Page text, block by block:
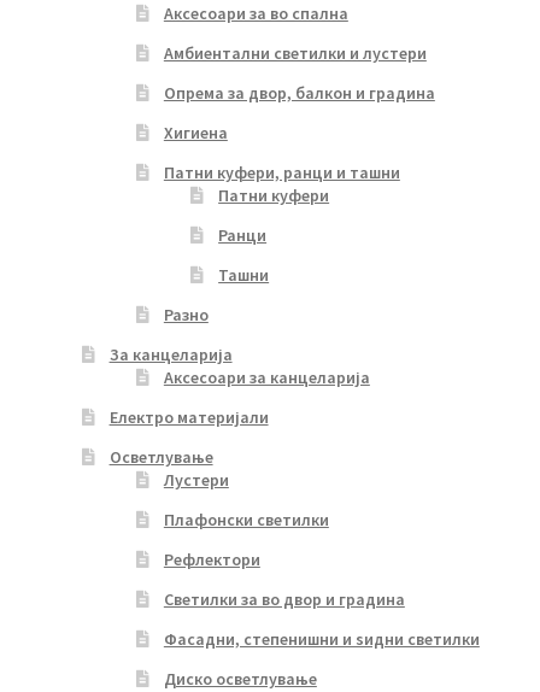
Аксесоари за во спална
Амбиентални светилки и лустери
Опрема за двор, балкон и градина
Хигиена
Патни куфери, ранци и ташни
Патни куфери
Ранци
Ташни
Разно
За канцеларија
Аксесоари за канцеларија
Електро материјали
Осветлување
Лустери
Плафонски светилки
Рефлектори
Светилки за во двор и градина
Фасадни, степенишни и ѕидни светилки
Диско осветлување